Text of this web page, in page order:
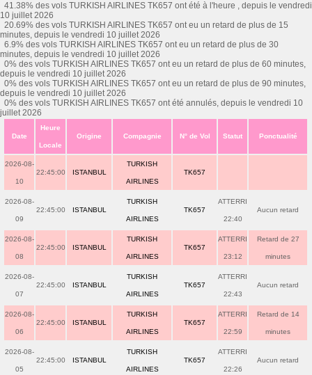
41.38% des vols TURKISH AIRLINES TK657 ont été à l'heure , depuis le vendredi
10 juillet 2026
20.69% des vols TURKISH AIRLINES TK657 ont eu un retard de plus de 15
minutes, depuis le vendredi 10 juillet 2026
6.9% des vols TURKISH AIRLINES TK657 ont eu un retard de plus de 30
minutes, depuis le vendredi 10 juillet 2026
0% des vols TURKISH AIRLINES TK657 ont eu un retard de plus de 60 minutes,
depuis le vendredi 10 juillet 2026
0% des vols TURKISH AIRLINES TK657 ont eu un retard de plus de 90 minutes,
depuis le vendredi 10 juillet 2026
0% des vols TURKISH AIRLINES TK657 ont été annulés, depuis le vendredi 10
juillet 2026
Date
Heure
Locale
Origine Compagnie N° de Vol Statut Ponctualité
2026-08-
10
22:45:00 ISTANBUL
TURKISH
AIRLINES
TK657
2026-08-
09
22:45:00 ISTANBUL
TURKISH
AIRLINES
TK657
ATTERRI
22:40
Aucun retard
2026-08-
08
22:45:00 ISTANBUL
TURKISH
AIRLINES
TK657
ATTERRI
23:12
Retard de 27
minutes
2026-08-
07
22:45:00 ISTANBUL
TURKISH
AIRLINES
TK657
ATTERRI
22:43
Aucun retard
2026-08-
06
22:45:00 ISTANBUL
TURKISH
AIRLINES
TK657
ATTERRI
22:59
Retard de 14
minutes
2026-08-
05
22:45:00 ISTANBUL
TURKISH
AIRLINES
TK657
ATTERRI
22:26
Aucun retard